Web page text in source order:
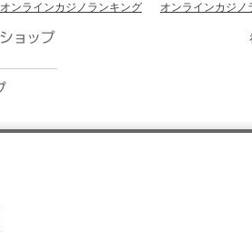
オンラインカジノランキング オンラインカジノ